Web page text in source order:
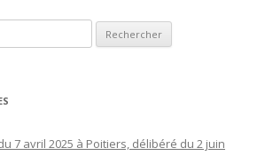
7 avril 2025 à Poitiers, délibéré du 2 juin